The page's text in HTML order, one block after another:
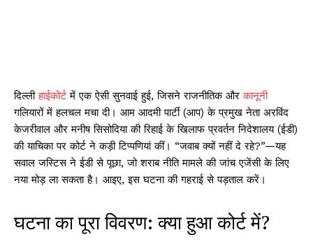
दिल्लीहाईकोर्ट में एक ऐसी सुनवाई हुई, जिसने राजनीतिक औरकानून
गलियारों में हलचल मचा दी। आम आदमी पार्टी (आप) के प्रमुख नेता अरविंद
केजरीवाल और मनीष सिसोदिया की रिहाई के खिलाफ प्रवर्तन निदेशालय (ईडी)
की याचिका पर कोर्ट ने कड़ी टिप्पणियां कीं। “जवाब क्यों नहीं दे रहे?”—यह
सवाल जस्टिस ने ईडी से पूछा, जो शराब नीति मामले की जांच एजेंसी के लिए
नया मोड़ ला सकता है। आइए, इस घटना की गहराई से पड़ताल करें।
घटना का पूरा विवरण: क्या हुआ कोर्ट में?